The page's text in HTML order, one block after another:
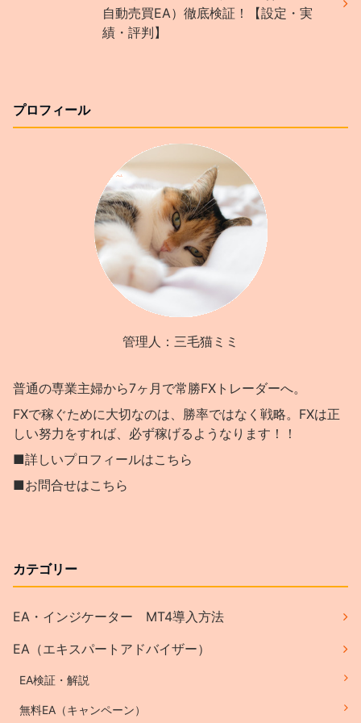
自動売買EA）徹底検証！【設定・実
績・評判】
プロフィール
管理人：三毛猫ミミ
普通の専業主婦から7ヶ月で常勝FXトレーダーへ。
FXで稼ぐために大切なのは、勝率ではなく戦略。FXは正
しい努力をすれば、必ず稼げるようなります！！
■詳しいプロフィールはこちら
■お問合せはこちら
カテゴリー
EA・インジケーター MT4導入方法
EA（エキスパートアドバイザー）
EA検証・解説
無料EA（キャンペーン）